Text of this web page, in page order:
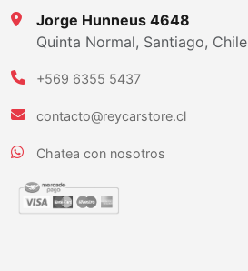
Jorge Hunneus 4648
Quinta Normal, Santiago, Chile
+569 6355 5437
contacto@reycarstore.cl
Chatea con nosotros